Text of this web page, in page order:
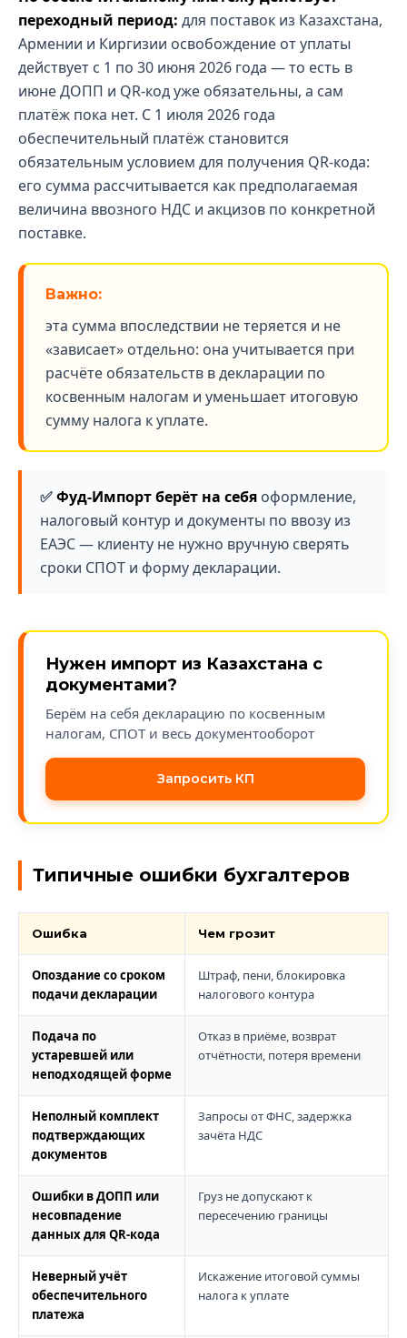
переходный период: для поставок из Казахстана,
Армении и Киргизии освобождение от уплаты
действует с 1 по 30 июня 2026 года — то есть в
июне ДОПП и QR-код уже обязательны, а сам
платёж пока нет. С 1 июля 2026 года
обеспечительный платёж становится
обязательным условием для получения QR-кода:
его сумма рассчитывается как предполагаемая
величина ввозного НДС и акцизов по конкретной
поставке.
Важно:
эта сумма впоследствии не теряется и не
«зависает» отдельно: она учитывается при
расчёте обязательств в декларации по
косвенным налогам и уменьшает итоговую
сумму налога к уплате.
Фуд-Импорт берёт на себя оформление,
налоговый контур и документы по ввозу из
ЕАЭС — клиенту не нужно вручную сверять
сроки СПОТ и форму декларации.
Нужен импорт из Казахстана с
документами?
Берём на себя декларацию по косвенным
налогам, СПОТ и весь документооборот
Запросить КП
Типичные ошибки бухгалтеров
Ошибка Чем грозит
Опоздание со сроком
подачи декларации
Штраф, пени, блокировка
налогового контура
Подача по
устаревшей или
неподходящей форме
Отказ в приёме, возврат
отчётности, потеря времени
Неполный комплект
подтверждающих
документов
Запросы от ФНС, задержка
зачёта НДС
Ошибки в ДОПП или
несовпадение
данных для QR-кода
Груз не допускают к
пересечению границы
Неверный учёт
обеспечительного
платежа
Искажение итоговой суммы
налога к уплате